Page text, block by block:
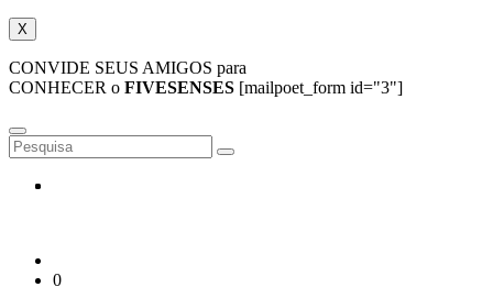
X
CONVIDE SEUS AMIGOS para
CONHECER o FIVESENSES [mailpoet_form id="3"]
0